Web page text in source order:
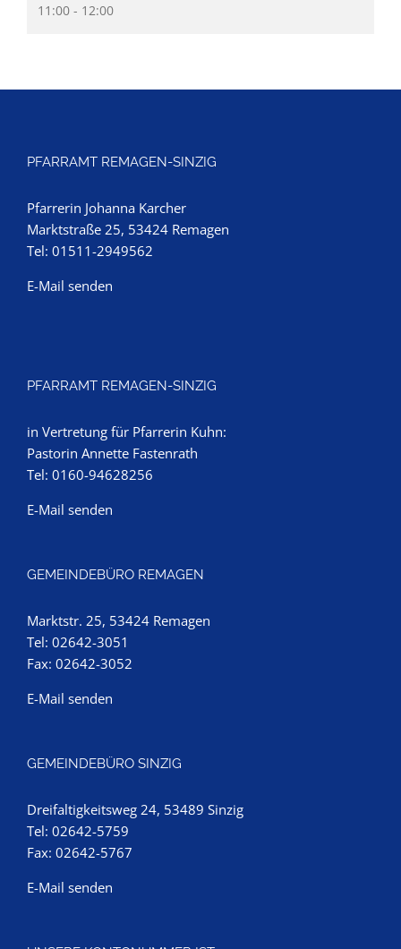
11:00 - 12:00
PFARRAMT REMAGEN-SINZIG
Pfarrerin Johanna Karcher
Marktstraße 25, 53424 Remagen
Tel: 01511-2949562
E-Mail senden
PFARRAMT REMAGEN-SINZIG
in Vertretung für Pfarrerin Kuhn:
Pastorin Annette Fastenrath
Tel: 0160-94628256
E-Mail senden
GEMEINDEBÜRO REMAGEN
Marktstr. 25, 53424 Remagen
Tel: 02642-3051
Fax: 02642-3052
E-Mail senden
GEMEINDEBÜRO SINZIG
Dreifaltigkeitsweg 24, 53489 Sinzig
Tel: 02642-5759
Fax: 02642-5767
E-Mail senden